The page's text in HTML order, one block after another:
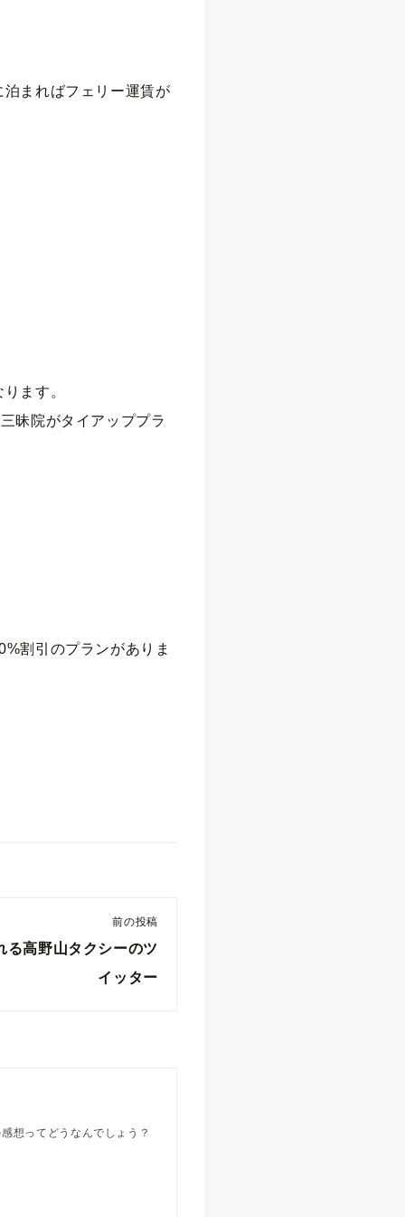
まればフェリー運賃が
ます。
昧院がタイアッププラ
割引のプランがありま
前の投稿
る高野山タクシーのツ
イッター
想ってどうなんでしょう？